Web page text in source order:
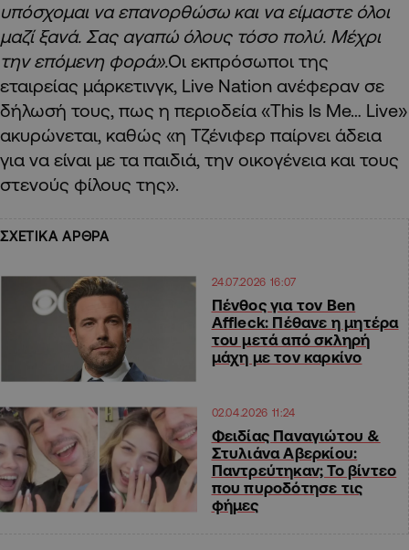
υπόσχομαι να επανορθώσω και να είμαστε όλοι
μαζί ξανά. Σας αγαπώ όλους τόσο πολύ. Μέχρι
την επόμενη φορά».Οι εκπρόσωποι της
εταιρείας μάρκετινγκ, Live Nation ανέφεραν σε
δήλωσή τους, πως η περιοδεία «This Is Me… Live»
ακυρώνεται, καθώς «η Τζένιφερ παίρνει άδεια
για να είναι με τα παιδιά, την οικογένεια και τους
στενούς φίλους της».
ΣΧΕΤΙΚΑ ΑΡΘΡΑ
24.07.2026 16:07
Πένθος για τον Ben
Affleck: Πέθανε η μητέρα
του μετά από σκληρή
μάχη με τον καρκίνο
02.04.2026 11:24
Φειδίας Παναγιώτου &
Στυλιάνα Αβερκίου:
Παντρεύτηκαν; Το βίντεο
που πυροδότησε τις
φήμες